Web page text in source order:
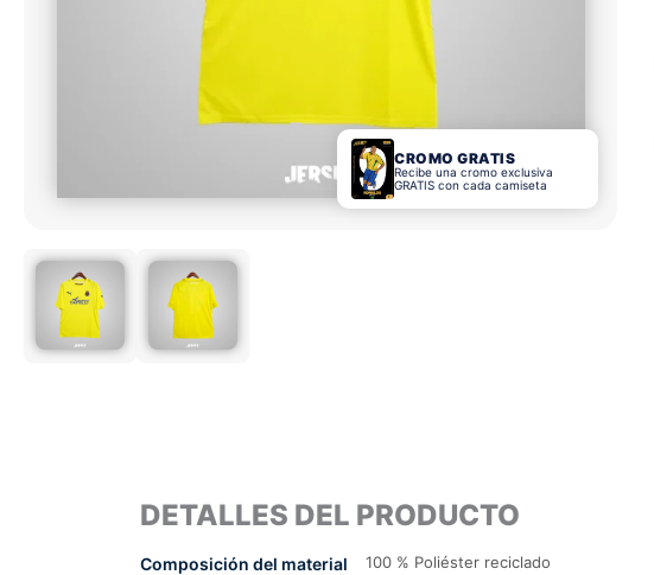
CROMO GRATIS
Recibe una cromo exclusiva
GRATIS con cada camiseta
DETALLES DEL PRODUCTO
Composición del material 100 % Poliéster reciclado